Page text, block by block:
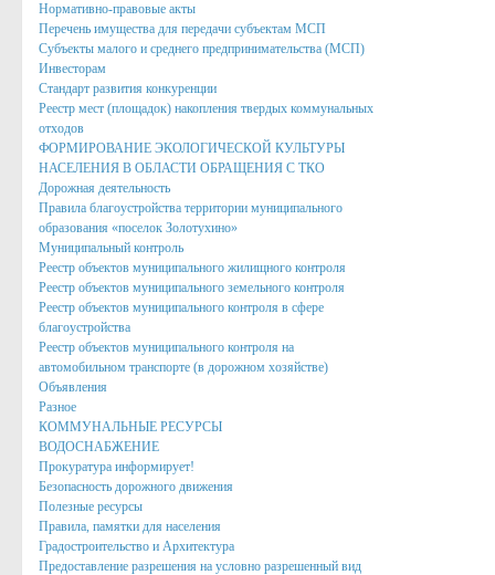
Обратная связь для сообщений о фактах коррупции
Работа с обращениями граждан
Формы обращений,заявлений и иные документы
Написать обращение
Графики приема и представителей организаций
Сведения о порядке приема граждан
Графики приёма граждан
Вопрос-Ответ
Регламенты
ТКМВ
Проекты
Фукнции
Нормативно-правовые акты
Перечень имущества для передачи субъектам МСП
Субъекты малого и среднего предпринимательства (МСП)
Инвесторам
Стандарт развития конкуренции
Реестр мест (площадок) накопления твердых коммунальных
отходов
ФОРМИРОВАНИЕ ЭКОЛОГИЧЕСКОЙ КУЛЬТУРЫ
НАСЕЛЕНИЯ В ОБЛАСТИ ОБРАЩЕНИЯ С ТКО
Дорожная деятельность
Правила благоустройства территории муниципального
образования «поселок Золотухино»
Муниципальный контроль
Реестр объектов муниципального жилищного контроля
Реестр объектов муниципального земельного контроля
Реестр объектов муниципального контроля в сфере
благоустройства
Реестр объектов муниципального контроля на
автомобильном транспорте (в дорожном хозяйстве)
Объявления
Разное
КОММУНАЛЬНЫЕ РЕСУРСЫ
ВОДОСНАБЖЕНИЕ
Прокуратура информирует!
Безопасность дорожного движения
Полезные ресурсы
Правила, памятки для населения
Градостроительство и Архитектура
Предоставление разрешения на условно разрешенный вид